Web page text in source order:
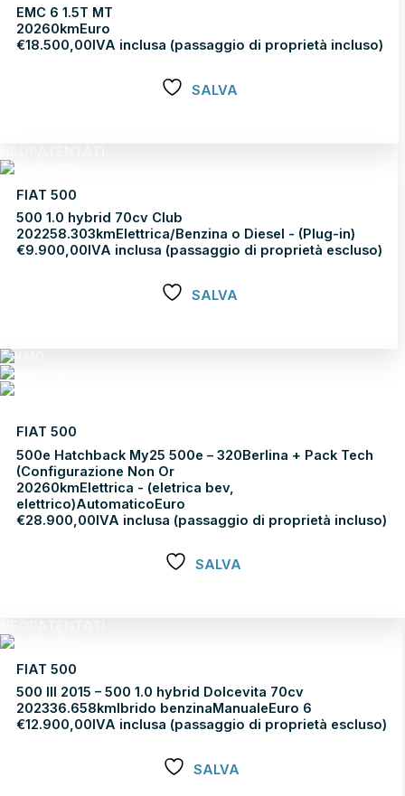
EMC 6 1.5T MT
20260kmEuro
€18.500,00 IVA inclusa (passaggio di proprietà incluso)
SALVA
FIAT 500
500 1.0 hybrid 70cv Club
202258.303kmElettrica/Benzina o Diesel - (Plug-in)
€9.900,00IVA inclusa (passaggio di proprietà escluso)
SALVA
FIAT 500
500e Hatchback My25 500e – 320Berlina + Pack Tech
(Configurazione Non Or
20260kmElettrica - (eletrica bev,
elettrico)AutomaticoEuro
€28.900,00IVA inclusa (passaggio di proprietà incluso)
SALVA
FIAT 500
500 III 2015 – 500 1.0 hybrid Dolcevita 70cv
202336.658kmIbrido benzinaManualeEuro 6
€12.900,00IVA inclusa (passaggio di proprietà escluso)
SALVA